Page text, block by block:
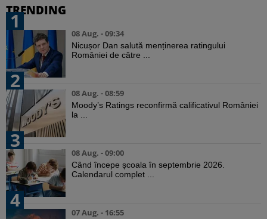
TRENDING
1
08 Aug. - 09:34
Nicușor Dan salută menținerea ratingului
României de către ...
2
08 Aug. - 08:59
Moody’s Ratings reconfirmă calificativul României
la ...
3
08 Aug. - 09:00
Când începe școala în septembrie 2026.
Calendarul complet ...
4
07 Aug. - 16:55